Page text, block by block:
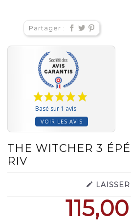
Partager :
Basé sur 1 avis
VOIR LES AVIS
THE WITCHER 3
RIV
